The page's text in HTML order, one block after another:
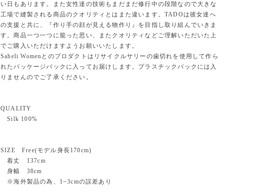
い日もあります。また女性達の技術もまだまだ修行中の段階なので大きな
工場で縫製される商品のクオリティとはまた違います。TADOは彼女達へ
の支援と共に、『作り手の顔が見える物作り』を目指し取り組んでいきま
す。商品一つ一つに籠った思い、またクオリティなどご理解いただいた上
でご購入いただけますようお願いいたします。
Saheli Womenとのプロダクトはリサイクルサリーの歯切れを使用して作ら
れたパッケージバックに入ってお届けします。プラスチックバックには入
りませんのでご了承ください。
QUALITY
Silk 100%
SIZE Free(モデル身長170cm)
着丈 137cm
身幅 38cm
※海外製品の為、1~3cmの誤差あり